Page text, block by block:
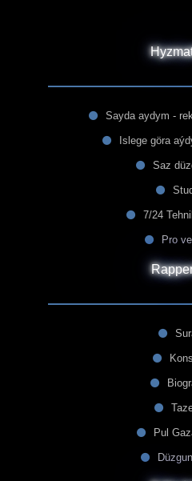
Sayda aydym -
Islege göra
Saz
7/24
Pro
Pul